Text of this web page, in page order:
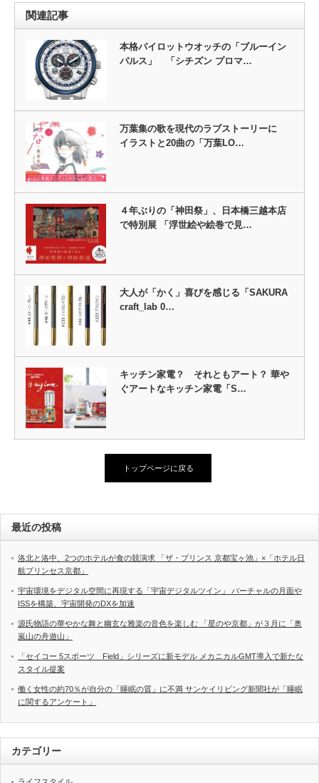
関連記事
本格パイロットウオッチの「ブルーイン
パルス」 「シチズン プロマ…
万葉集の歌を現代のラブストーリーに
イラストと20曲の「万葉LO…
４年ぶりの「神田祭」、日本橋三越本店
で特別展 「浮世絵や絵巻で見…
大人が「かく」喜びを感じる「SAKURA
craft_lab 0…
キッチン家電？ それともアート？ 華や
ぐアートなキッチン家電「S…
トップページに戻る
最近の投稿
洛北と洛中、2つのホテルが食の競演求 「ザ・プリンス 京都宝ヶ池」×「ホテル日
航プリンセス京都」
宇宙環境をデジタル空間に再現する「宇宙デジタルツイン」 バーチャルの月面や
ISSを構築、宇宙開発のDXを加速
源氏物語の華やかな舞と幽玄な雅楽の音色を楽しむ 「星のや京都」が３月に「奥
嵐山の舟遊山」
「セイコー 5スポーツ Field」シリーズに新モデル メカニカルGMT導入で新たな
スタイル提案
働く女性の約70％が自分の「睡眠の質」に不満 サンケイリビング新聞社が「睡眠
に関するアンケート」
カテゴリー